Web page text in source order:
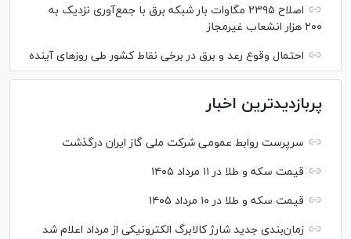
اصلاح ۲۳۹۵ مگاوات بار شبکه برق با جمع‌آوری نزدیک به
۲۰۰ هزار انشعاب غیرمجاز
احتمال وقوع رعد و برق در برخی نقاط کشور طی روز‌های آینده
پربازدیدترین اخبار
سرپرست روابط عمومی شرکت ملی گاز ایران درگذشت
قیمت سکه و طلا در ۱۱ مرداد ۱۴۰۵
قیمت سکه و طلا در ۱۰ مرداد ۱۴۰۵
زمان‌بندی جدید شارژ کالابرگ الکترونیکی از مرداد اعلام شد